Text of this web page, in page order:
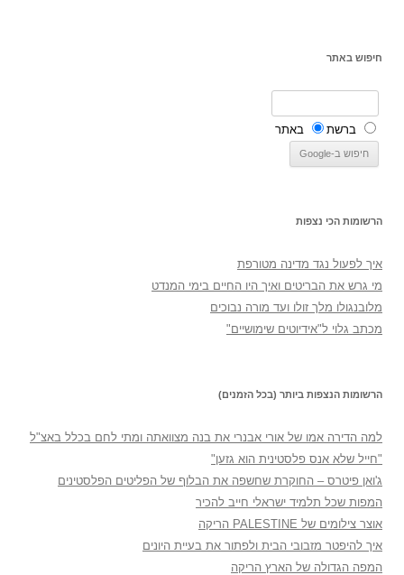
חיפוש באתר
ברשת באתר
הרשומות הכי נצפות
איך לפעול נגד מדינה מטורפת
מי גרש את הבריטים ואיך היו החיים בימי המנדט
מלובנגולו מלך זולו ועד מורה נבוכים
מכתב גלוי ל"אידיוטים שימושיים"
הרשומות הנצפות ביותר (בכל הזמנים)
למה הדירה אמו של אורי אבנרי את בנה מצוואתה ומתי לחם בכלל באצ"ל
"חייל שלא אנס פלסטינית הוא גזען"
ג'ואן פיטרס – החוקרת שחשפה את הבלוף של הפליטים הפלסטינים
המפות שכל תלמיד ישראלי חייב להכיר
אוצר צילומים של PALESTINE הריקה
איך להיפטר מזבובי הבית ולפתור את בעיית היונים
המפה הגדולה של הארץ הריקה